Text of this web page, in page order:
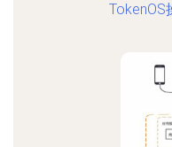
TokenOS